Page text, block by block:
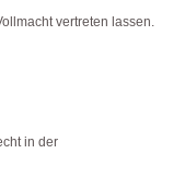
vertreten lassen.
in der